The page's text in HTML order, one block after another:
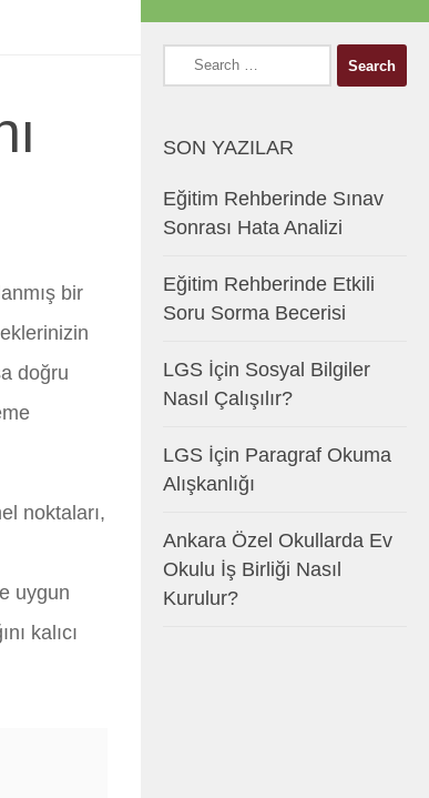
bir
doğru
noktaları,
uygun
kalıcı
Search
SON YAZILAR
Eğitim Rehberinde Sınav
Sonrası Hata Analizi
Eğitim Rehberinde Etkili
Soru Sorma Becerisi
LGS İçin Sosyal Bilgiler
Nasıl Çalışılır?
LGS İçin Paragraf Okuma
Alışkanlığı
Ankara Özel Okullarda Ev
Okulu İş Birliği Nasıl
Kurulur?